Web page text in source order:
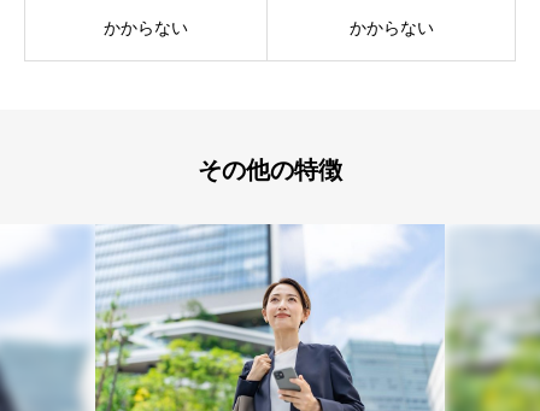
かからない かからない
その他の特徴